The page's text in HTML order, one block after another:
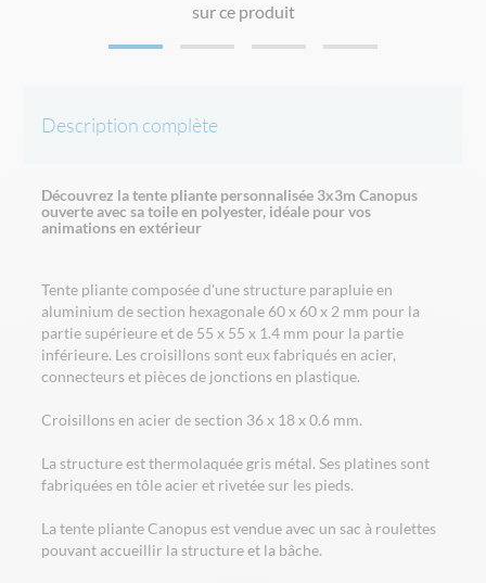
sur ce produit
Description complète
Découvrez la tente pliante personnalisée 3x3m Canopus
ouverte avec sa toile en polyester, idéale pour vos
animations en extérieur
Tente pliante composée d'une structure parapluie en
aluminium de section hexagonale 60 x 60 x 2 mm pour la
partie supérieure et de 55 x 55 x 1.4 mm pour la partie
inférieure. Les croisillons sont eux fabriqués en acier,
connecteurs et pièces de jonctions en plastique.
Croisillons en acier de section 36 x 18 x 0.6 mm.
La structure est thermolaquée gris métal. Ses platines sont
fabriquées en tôle acier et rivetée sur les pieds.
La tente pliante Canopus est vendue avec un sac à roulettes
pouvant accueillir la structure et la bâche.